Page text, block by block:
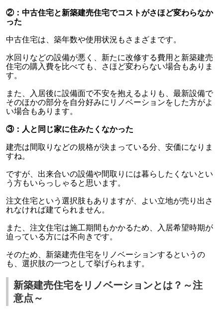
②：中古住宅と新築建売住宅でコストがさほど変わらなか
った
中古住宅は、築年数や使用状況もさまざまです。
水回りなどの設備が悪く、新たに改修する費用と新築建売
住宅の購入費を比べても、さほど変わらない場合もありま
す。
また、入居後に設備面で不安を抱えるよりも、最新設備で
そのほかの部分を自分好みにリノベーションをした方がよ
い場合もあります。
③：人と同じ家に住みたくなかった
建売は間取りなどの規格が決まっている分、安価になりま
すね。
ですが、出来合いの設備や間取りには暮らしたくないとい
う方もいらっしゃると思います。
注文住宅という選択肢もありますが、よい立地が売り出さ
れなければ建てられません。
また、注文住宅は施工期間もかかるため、入居希望時期が
迫っている方には不向きです。
そのため、新築建売住宅をリノベーションするというの
も、選択肢の一つとして挙げられます。
新築建売住宅をリノベーションとは？～注
意点～